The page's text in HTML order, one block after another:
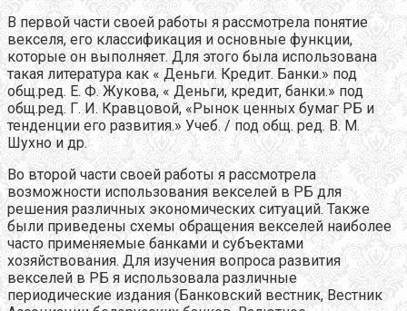
В первой части своей работы я рассмотрела понятие
векселя, его классификация и основные функции,
которые он выполняет. Для этого была использована
такая литература как « Деньги. Кредит. Банки.» под
общ.ред. Е. Ф. Жукова, « Деньги, кредит, банки.» под
общ.ред. Г. И. Кравцовой, «Рынок ценных бумаг РБ и
тенденции его развития.» Учеб. / под общ. ред. В. М.
Шухно и др.
Во второй части своей работы я рассмотрела
возможности использования векселей в РБ для
решения различных экономических ситуаций. Также
были приведены схемы обращения векселей наиболее
часто применяемые банками и субъектами
хозяйствования. Для изучения вопроса развития
векселей в РБ я использовала различные
периодические издания (Банковский вестник, Вестник